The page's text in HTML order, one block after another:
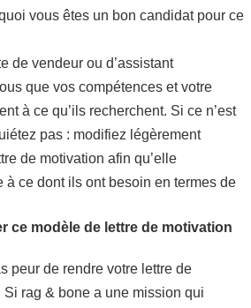
vous êtes un bon candidat pour ce
de vendeur ou d’assistant
que vos compétences et votre
à ce qu’ils recherchent. Si ce n’est
pas : modifiez légèrement
de motivation afin qu’elle
à ce dont ils ont besoin en termes de
ce modèle de lettre de motivation
peur de rendre votre lettre de
rag & bone a une mission qui